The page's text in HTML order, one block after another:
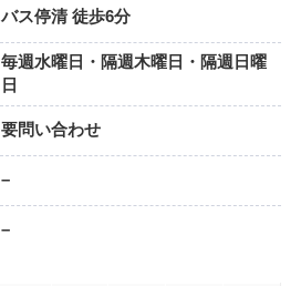
バス停清 徒歩6分
毎週水曜日・隔週木曜日・隔週日曜
日
要問い合わせ
–
–